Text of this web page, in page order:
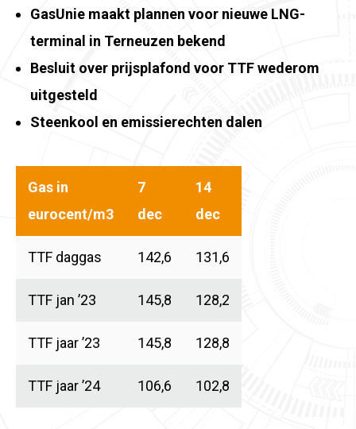
GasUnie maakt plannen voor nieuwe LNG-
terminal in Terneuzen bekend
Besluit over prijsplafond voor TTF wederom
uitgesteld
Steenkool en emissierechten dalen
Gas in
eurocent/m3
7
dec
14
dec
TTF daggas 142,6 131,6
TTF jan ’23 145,8 128,2
TTF jaar ’23 145,8 128,8
TTF jaar ’24 106,6 102,8